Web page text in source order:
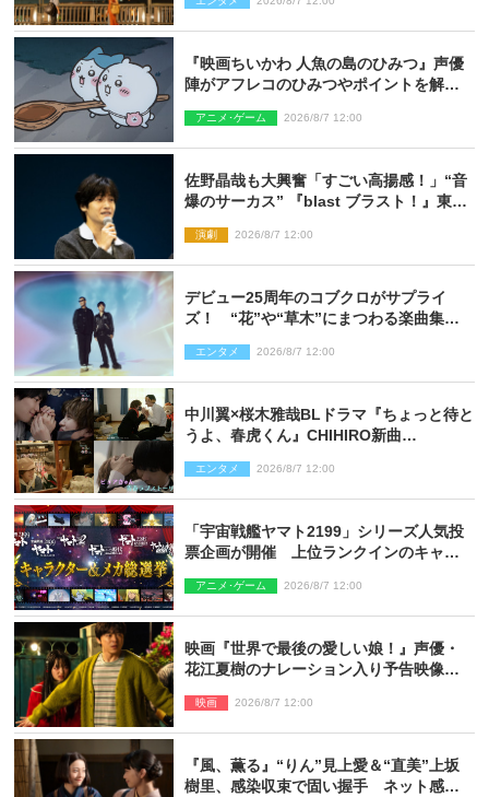
『映画ちいかわ 人魚の島のひみつ』声優
陣がアフレコのひみつやポイントを解
アニメ･ゲーム 2026/8/7 12:00
佐野晶哉も大興奮「すごい高揚感！」“音
爆のサーカス” 『blast ブラスト！』東京
演劇 2026/8/7 12:00
デビュー25周年のコブクロがサプライ
ズ！ “花”や“草木”にまつわる楽曲集め
信リリース
エンタメ 2026/8/7 12:00
中川翼×桜木雅哉BLドラマ『ちょっと待と
うよ、春虎くん』CHIHIRO新曲
エンタメ 2026/8/7 12:00
「宇宙戦艦ヤマト2199」シリーズ人気投
票企画が開催 上位ランクインのキャラ
を制作
アニメ･ゲーム 2026/8/7 12:00
映画『世界で最後の愛しい娘！』声優・
花江夏樹のナレーション入り予告映像解
い！」
映画 2026/8/7 12:00
『風、薫る』“りん”見上愛＆“直美”上坂
樹里、感染収束で固い握手 ネット感動